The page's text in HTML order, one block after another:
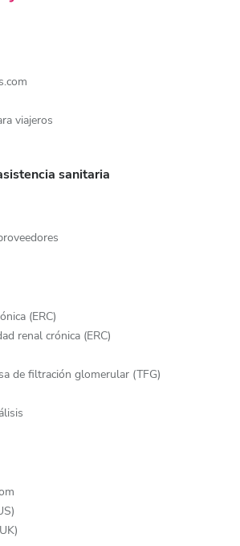
viajeros
sanitaria
(ERC)
renal crónica (ERC)
de filtración glomerular (TFG)